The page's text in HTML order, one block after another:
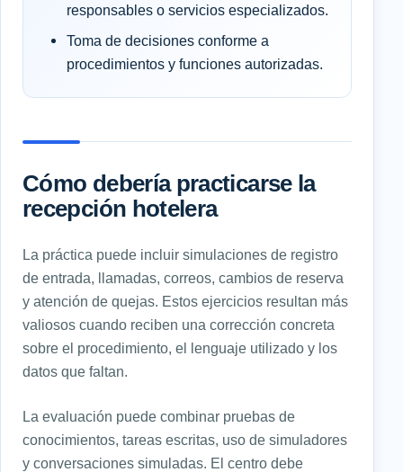
responsables o servicios especializados.
Toma de decisiones conforme a
procedimientos y funciones autorizadas.
Cómo debería practicarse la
recepción hotelera
La práctica puede incluir simulaciones de registro
de entrada, llamadas, correos, cambios de reserva
y atención de quejas. Estos ejercicios resultan más
valiosos cuando reciben una corrección concreta
sobre el procedimiento, el lenguaje utilizado y los
datos que faltan.
La evaluación puede combinar pruebas de
conocimientos, tareas escritas, uso de simuladores
y conversaciones simuladas. El centro debe